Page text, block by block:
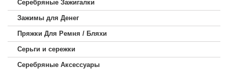
Серебряные Зажигалки
Зажимы для Денег
Пряжки Для Ремня / Бляхи
Серьги и сережки
Серебряные Аксессуары